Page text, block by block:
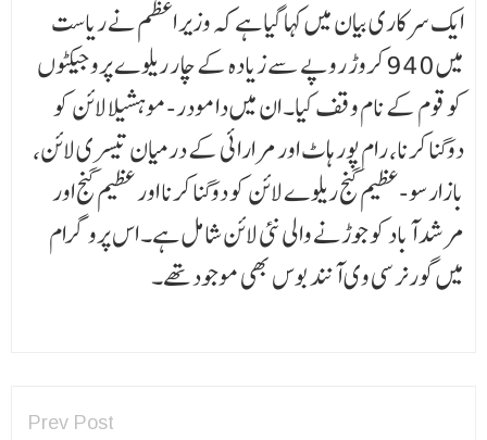
ایک سرکاری بیان میں کہا گیا ہے کہ وزیر اعظم نے ریاست
میں 940 کروڑ روپے سے زیادہ کے چار ریلوے پروجیکٹوں
کو قوم کے نام وقف کیا۔ ان میں دامودر-موہشیلا لائن کو
دوگنا کرنا، رام پور ہاٹ اور مرارائی کے درمیان تیسری لائن،
بازارسو-عظیم گنج ریلوے لائن کو دوگنا کرنا اور عظیم گنج اور
مرشد آباد کو جوڑنے والی نئی لائن شامل ہے۔ اس پروگرام
میں گورنر سی وی آنند بوس بھی موجود تھے۔
Prev Post